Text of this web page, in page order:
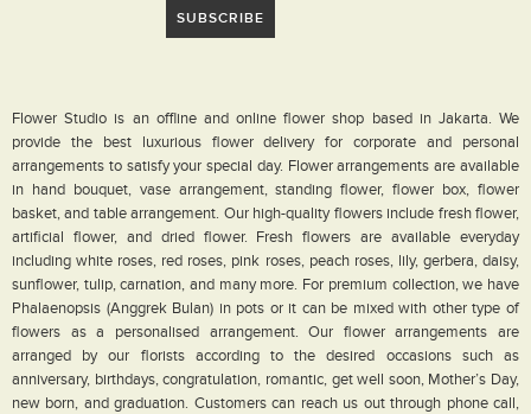
SUBSCRIBE
Flower Studio is an offline and online flower shop based in Jakarta. We
provide the best luxurious flower delivery for corporate and personal
arrangements to satisfy your special day. Flower arrangements are available
in hand bouquet, vase arrangement, standing flower, flower box, flower
basket, and table arrangement. Our high-quality flowers include fresh flower,
artificial flower, and dried flower. Fresh flowers are available everyday
including white roses, red roses, pink roses, peach roses, lily, gerbera, daisy,
sunflower, tulip, carnation, and many more. For premium collection, we have
Phalaenopsis (Anggrek Bulan) in pots or it can be mixed with other type of
flowers as a personalised arrangement. Our flower arrangements are
arranged by our florists according to the desired occasions such as
anniversary, birthdays, congratulation, romantic, get well soon, Mother’s Day,
new born, and graduation. Customers can reach us out through phone call,